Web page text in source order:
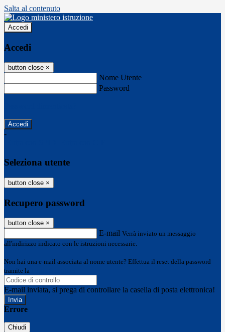
Salta al contenuto
Accedi
Accedi
button close ×
Nome Utente
Password
-
Seleziona utente
button close ×
Recupero password
button close ×
E-mail Verrà inviato un messaggio
all'indirizzo indicato con le istruzioni necessarie.
Non hai una e-mail associata al nome utente? Effettua il reset della password
tramite la
E-mail inviata, si prega di controllare la casella di posta elettronica!
Errore
Chiudi